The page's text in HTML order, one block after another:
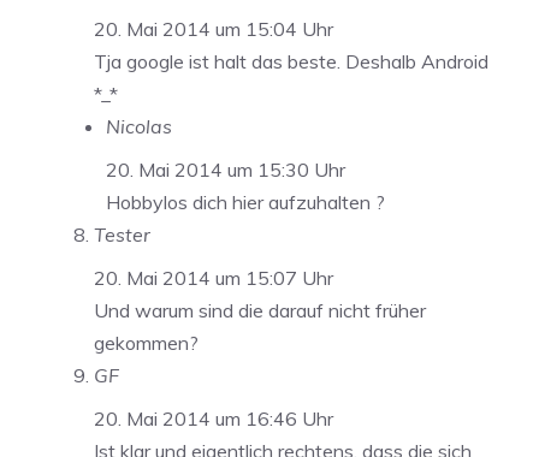
20. Mai 2014 um 15:04 Uhr
Tja google ist halt das beste. Deshalb Android
*_*
Nicolas
20. Mai 2014 um 15:30 Uhr
Hobbylos dich hier aufzuhalten ?
Tester
20. Mai 2014 um 15:07 Uhr
Und warum sind die darauf nicht früher
gekommen?
GF
20. Mai 2014 um 16:46 Uhr
Ist klar und eigentlich rechtens, dass die sich